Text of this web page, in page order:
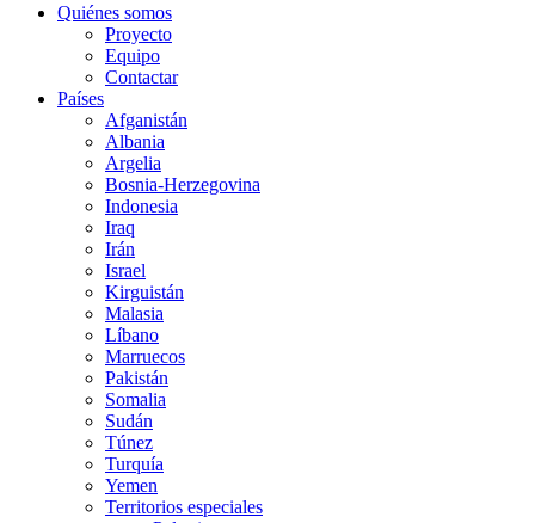
Quiénes somos
Proyecto
Equipo
Contactar
Países
Afganistán
Albania
Argelia
Bosnia-Herzegovina
Indonesia
Iraq
Irán
Israel
Kirguistán
Malasia
Líbano
Marruecos
Pakistán
Somalia
Sudán
Túnez
Turquía
Yemen
Territorios especiales